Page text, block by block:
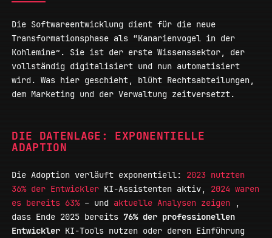
Die Softwareentwicklung dient für die neue
Transformationsphase als “Kanarienvogel in der
Kohlemine”. Sie ist der erste Wissenssektor, der
vollständig digitalisiert und nun automatisiert
wird. Was hier geschieht, blüht Rechtsabteilungen,
dem Marketing und der Verwaltung zeitversetzt.
DIE DATENLAGE: EXPONENTIELLE
ADAPTION
Die Adoption verläuft exponentiell: 2023 nutzten
36% der Entwickler KI-Assistenten aktiv, 2024 waren
es bereits 63%– und aktuelle Analysen zeigen ,
dass Ende 2025 bereits 76% der professionellen
Entwickler KI-Tools nutzen oder deren Einführung